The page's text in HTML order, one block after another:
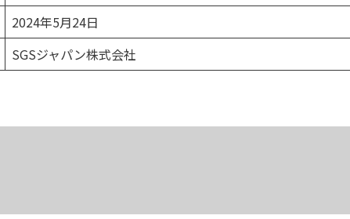
2024年5月24日
SGSジャパン株式会社